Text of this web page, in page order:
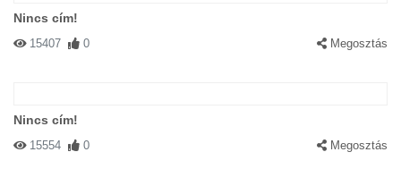
Nincs cím!
15407 0 Megosztás
Nincs cím!
15554 0 Megosztás